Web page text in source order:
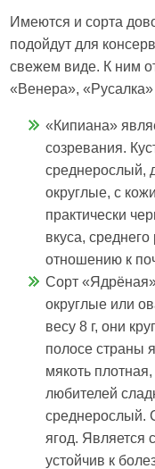
Имеются и сорта
подойдут для
свежем виде. К ним
«Венера», «Русалка»
«Кипиана»
созревания.
среднерослый,
округлые, с
практически
вкуса,
отношению к
Сорт
округлые или
весу 8 г, они
полосе страны
мякоть
любителей
среднерослый.
ягод.
устойчив к